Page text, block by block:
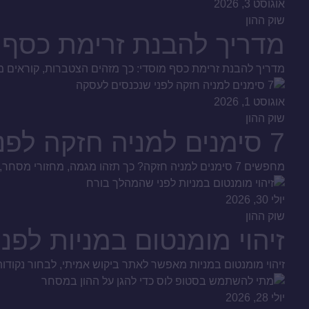
אוגוסט 3, 2026
שוק ההון
מדריך להבנת זרימת
מדריך להבנת זרימת כסף מוסדי: כך מזהים הצטברות, קוראים
אוגוסט 1, 2026
שוק ההון
7 סימנים למניה חזקה לפני שנכנסים לעסקה
מחפשים 7 סימנים למניה חזקה? כך תזהו מגמה, מחזורי מסחר, כסף חכם ודוחות איכותיים, ותבנו תהליך סינון שקול לפני כל החלטת קנייה בשוק ההון הישראלי, ולא שמועות.
יולי 30, 2026
שוק ההון
זיהוי מומנטום במניות
זיהוי מומנטום במניות מאפשר לאתר ביקוש אמיתי, לבחור
יולי 28, 2026